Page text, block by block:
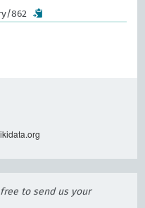
862
to send us your